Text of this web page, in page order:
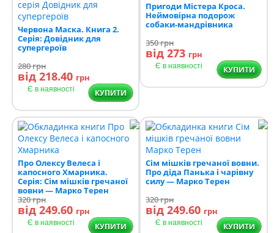
Червона Маска. Книга 2.
Серія: Довідник для
супергероїв
280грн
від 218.40 грн
Є в наявності КУПИТИ
Пригоди Містера Кроса.
Неймовірна подорож
собаки-мандрівника
350грн
від 273 грн
Є в наявності КУПИТИ
Про Олексу Велеса і
капосного Хмарника.
Серія: Сім мішків гречаної
вовни — Марко Терен
320грн
від 249.60 грн
Є в наявності КУПИТИ
Сім мішків гречаної вовни.
Про діда Панька і чарівну
силу — Марко Терен
320грн
від 249.60 грн
Є в наявності КУПИТИ